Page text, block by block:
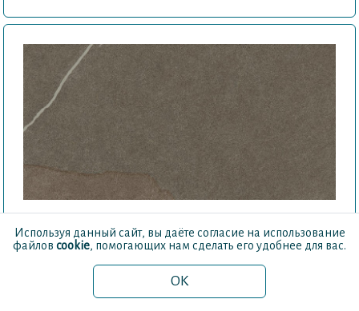
Forte Dei Marmi Rock Alpin
Br. Rett(Форте де марми рок
алпин бр. ретт)
610010005822
Используя данный сайт, вы даёте согласие на использование
файлов cookie, помогающих нам сделать его удобнее для вас.
OK